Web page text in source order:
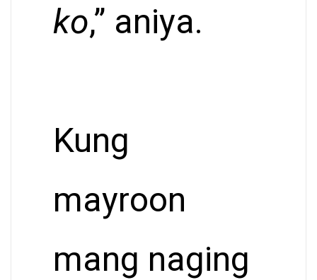
ko,” aniya.
Kung
mayroon
mang naging